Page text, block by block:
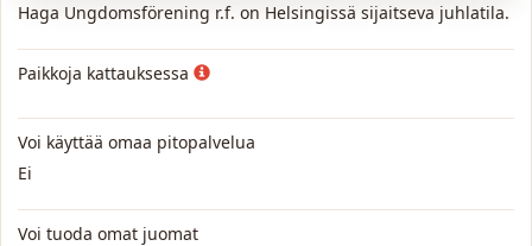
Haga Ungdomsförening r.f. on Helsingissä sijaitseva juhlatila.
Paikkoja kattauksessa
Voi käyttää omaa pitopalvelua
Ei
Voi tuoda omat juomat